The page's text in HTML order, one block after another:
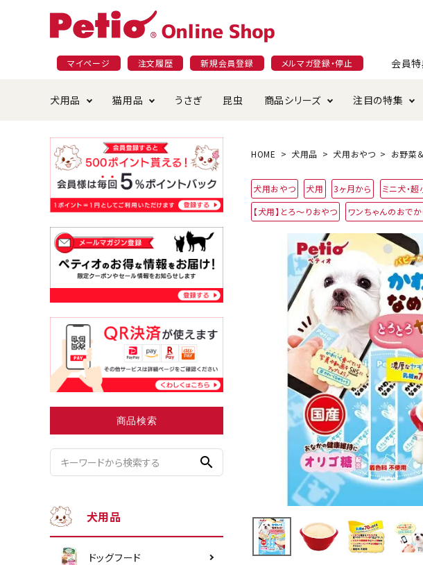
マイページ 注文履歴 新規会員登録 メルマガ登録・停止 会員
犬用品
ドッグフード おやつ
ペットシーツ ベッド・ハウス・マット
おもちゃ 食器・給水器
首輪・ハーネス・リード しつけ用品
猫用品
ごはん・おやつ お手入れ・ケア用品
ベッド・ハウス・マット サークル・ケージ・タワー
食器・給水器 防虫用品
替え・交換パーツ
うさぎ 昆虫 商品シリーズ
プラクト 素材そのまま
注目の特集
夜のお散歩特集 無添加特集
国産フード&おやつ特集 穀物不使用のグレインフリー
じゃらして遊ぶ 引っ張って遊ぶ
またたび・元気草
小型犬にオススメ ダイエット中にオススメ
ショッピングガイド 会員特典について
返品・交換について オンラインショップ利用規
商品検索
search
犬用品
ドッグフード
HOME 犬用品 犬用おやつ お野菜
犬用おやつ 犬用 3ヶ月から ミニ犬・
【犬用】とろ～りおやつ
ワンちゃんのおで